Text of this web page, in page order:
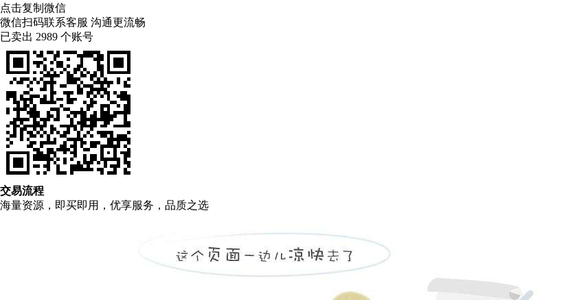
点击复制微信
微信扫码联系客服 沟通更流畅
已卖出 2989 个账号
交易流程
海量资源，即买即用，优享服务，品质之选